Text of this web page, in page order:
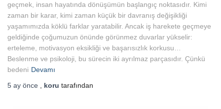
geçmek, insan hayatında dönüşümün başlangıç noktasıdır. Kimi
zaman bir karar, kimi zaman küçük bir davranış değişikliği
yaşamımızda köklü farklar yaratabilir. Ancak iş harekete geçmeye
geldiğinde çoğumuzun önünde görünmez duvarlar yükselir:
erteleme, motivasyon eksikliği ve başarısızlık korkusu…
Beslenme ve psikoloji, bu sürecin iki ayrılmaz parçasıdır. Çünkü
bedeni Devamı
5 ay önce koru tarafından